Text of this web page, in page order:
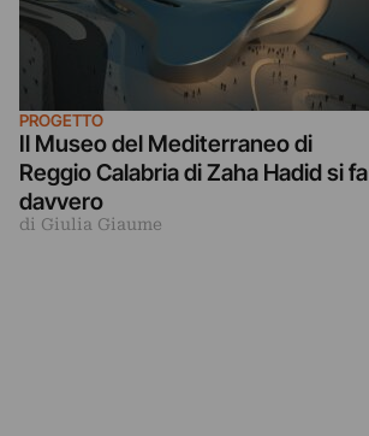
PROGETTO
Il Museo del Mediterraneo di
Reggio Calabria di Zaha Hadid si fa
davvero
di Giulia Giaume